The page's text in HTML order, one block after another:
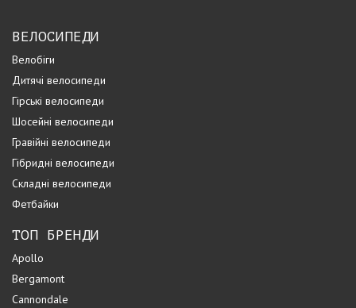
ВЕЛОСИПЕДИ
Велобіги
Дитячі велосипеди
Гірські велосипеди
Шосейні велосипеди
Гравійні велосипеди
Гібридні велосипеди
Складні велосипеди
Фетбайки
ТОП БРЕНДИ
Apollo
Bergamont
Cannondale